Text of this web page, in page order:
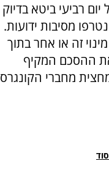
רביעי ביטא בדיוק
מסיבות ידועות.
זה או אחר בתוך
ההסכם המקיף
מחברי הקונגרס